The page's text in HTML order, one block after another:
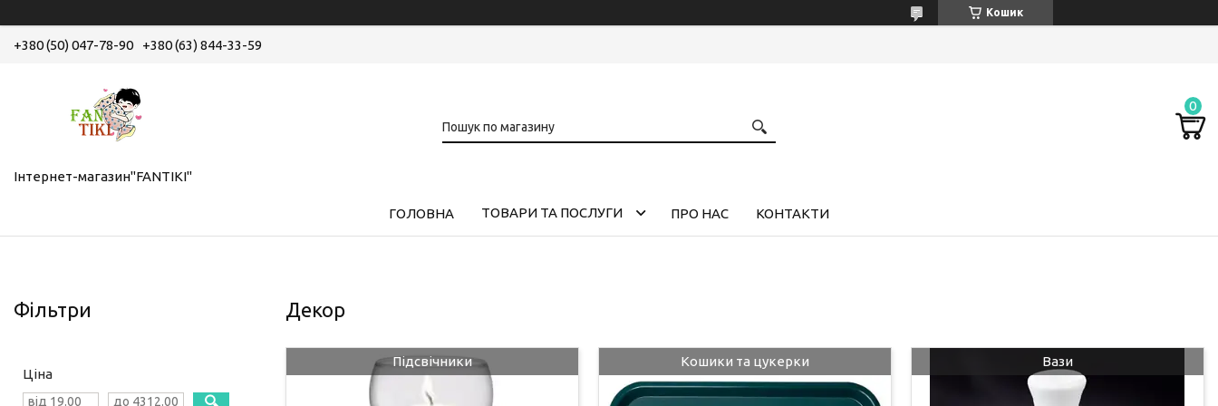
Кошик
+380 (50) 047-78-90 +380 (63) 844-33-59
Інтернет-магазин"FANTIKI"
ГОЛОВНА ТОВАРИ ТА ПОСЛУГИ ПРО НАС КОНТАКТИ
Декор
Підсвічники Кошики та цукерки Вази
Фільтри
Ціна